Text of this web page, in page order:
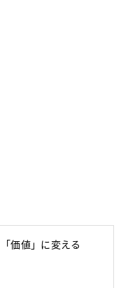
価値」に変える